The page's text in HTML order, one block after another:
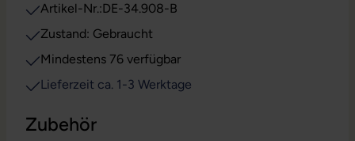
Artikel-Nr.:DE-34.908-B
Zustand: Gebraucht
Mindestens 76 verfügbar
Lieferzeit ca. 1-3 Werktage
Zubehör